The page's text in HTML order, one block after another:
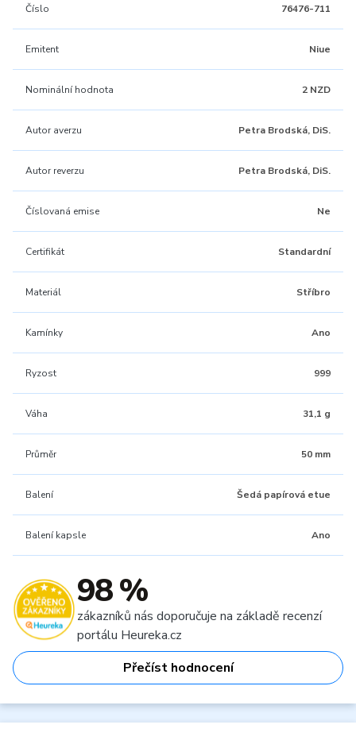
Číslo 76476-711
Emitent Niue
Nominální hodnota 2 NZD
Autor averzu Petra Brodská, DiS.
Autor reverzu Petra Brodská, DiS.
Číslovaná emise Ne
Certifikát Standardní
Materiál Stříbro
Kamínky Ano
Ryzost 999
Váha 31,1 g
Průměr 50 mm
Balení Šedá papírová etue
Balení kapsle Ano
98 %
zákazníků nás doporučuje na základě recenzí
portálu Heureka.cz
Přečíst hodnocení